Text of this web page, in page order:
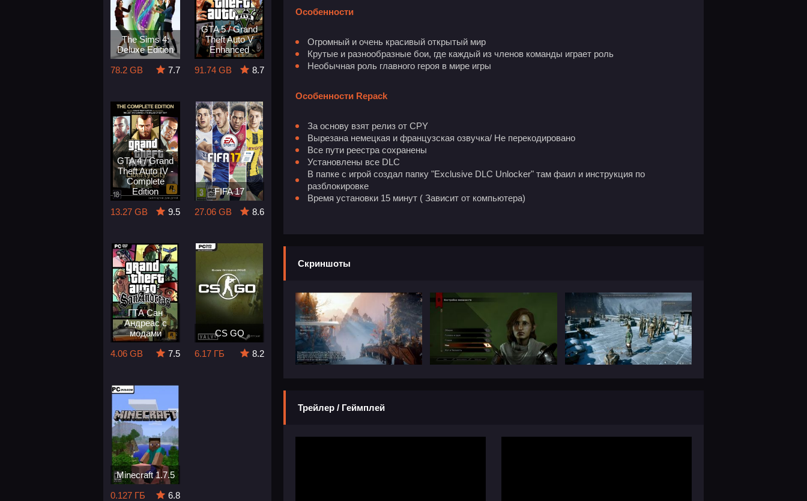
The Sims 4:
Deluxe Edition
78.2 GB
7.7
GTA 5 / Grand
Theft Auto V
Enhanced
91.74 GB
8.7
GTA 4 / Grand
Theft Auto IV -
Complete
Edition
13.27 GB
9.5
FIFA 17
27.06 GB
8.6
ГТА Сан
Андреас с
модами
4.06 GB
7.5
CS GO
6.17 ГБ
8.2
Minecraft 1.7.5
0.127 ГБ
6.8
Особенности
Огромный и очень красивый открытый мир
Крутые и разнообразные бои, где каждый из членов команды играет роль
Необычная роль главного героя в мире игры
Особенности Repack
За основу взят релиз от CPY
Вырезана немецкая и французская озвучка/ Не перекодировано
Все пути реестра сохранены
Установлены все DLC
В папке с игрой создал папку "Exclusive DLC Unlocker" там фаил и инструкция по
разблокировке
Время установки 15 минут ( Зависит от компьютера)
Скриншоты
Трейлер / Геймплей